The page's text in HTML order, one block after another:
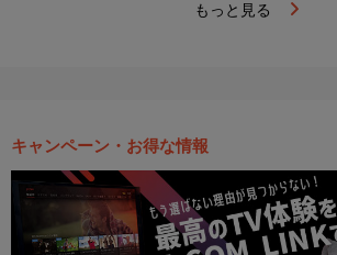
もっと見る
キャンペーン・お得な情報